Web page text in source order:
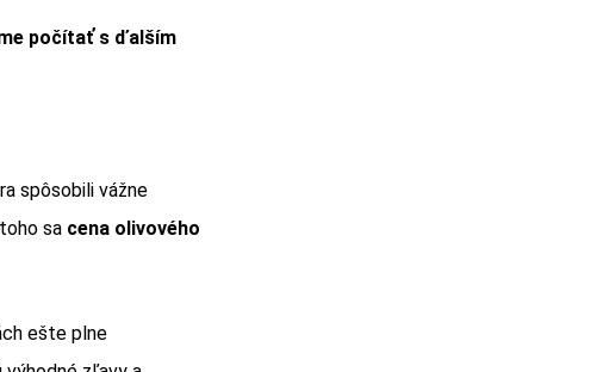
počítať s ďalším
spôsobili vážne
sa cena olivového
ešte plne